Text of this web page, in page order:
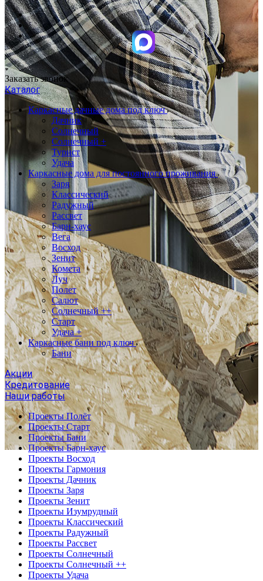
Заказать звонок
Каталог
Каркасные дачные дома под ключ
Дачник
Солнечный
Солнечный +
Турист
Удача
Каркасные дома для постоянного проживания
Заря
Классический
Радужный
Рассвет
Барн-хаус
Вега
Восход
Зенит
Комета
Луч
Полет
Салют
Солнечный ++
Старт
Удача +
Каркасные бани под ключ
Бани
Акции
Кредитование
Наши работы
Проекты Полёт
Проекты Старт
Проекты Бани
Проекты Барн-хаус
Проекты Восход
Проекты Гармония
Проекты Дачник
Проекты Заря
Проекты Зенит
Проекты Изумрудный
Проекты Классический
Проекты Радужный
Проекты Рассвет
Проекты Солнечный
Проекты Солнечный ++
Проекты Удача